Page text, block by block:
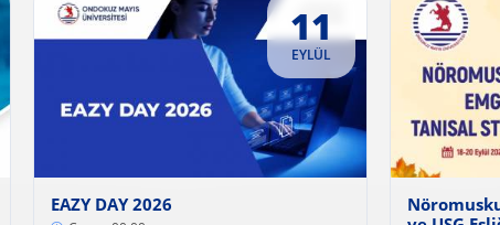
11
EYLÜL
EAZY DAY 2026